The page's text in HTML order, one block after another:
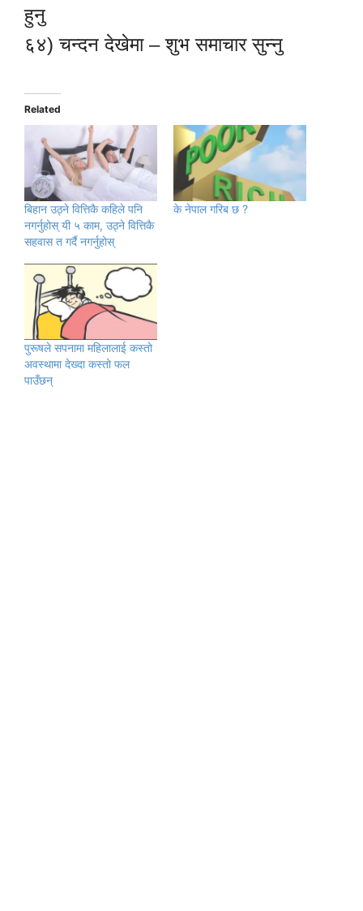
हुनु
६४) चन्दन देखेमा – शुभ समाचार सुन्नु
Related
बिहान उठ्ने वित्तिकै कहिले पनि
नगर्नुहोस् यी ५ काम, उठ्ने वित्तिकै
सहवास त गर्दै नगर्नुहोस्
के नेपाल गरिब छ ?
पुरूषले सपनामा महिलालाई कस्तो
अवस्थामा देख्दा कस्तो फल
पाउँछन्